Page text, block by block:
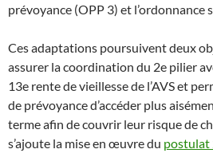
prévoyance (OPP 3) et l’ordonnance
Ces adaptations poursuivent deux
assurer la coordination du 2e pilier
13e rente de vieillesse de l’AVS et
de prévoyance d’accéder plus
terme afin de couvrir leur risque de
s’ajoute la mise en œuvre du postulat